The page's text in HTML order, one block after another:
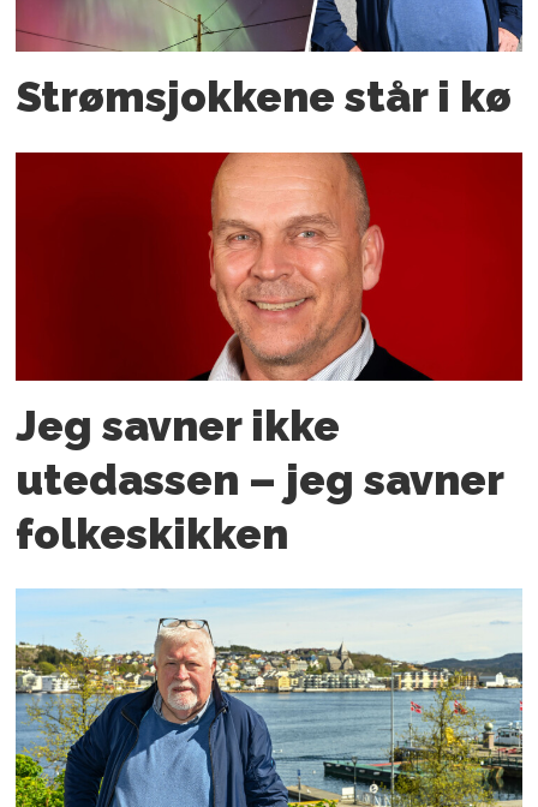
Strømsjokkene står i kø
Jeg savner ikke
utedassen – jeg savner
folkeskikken